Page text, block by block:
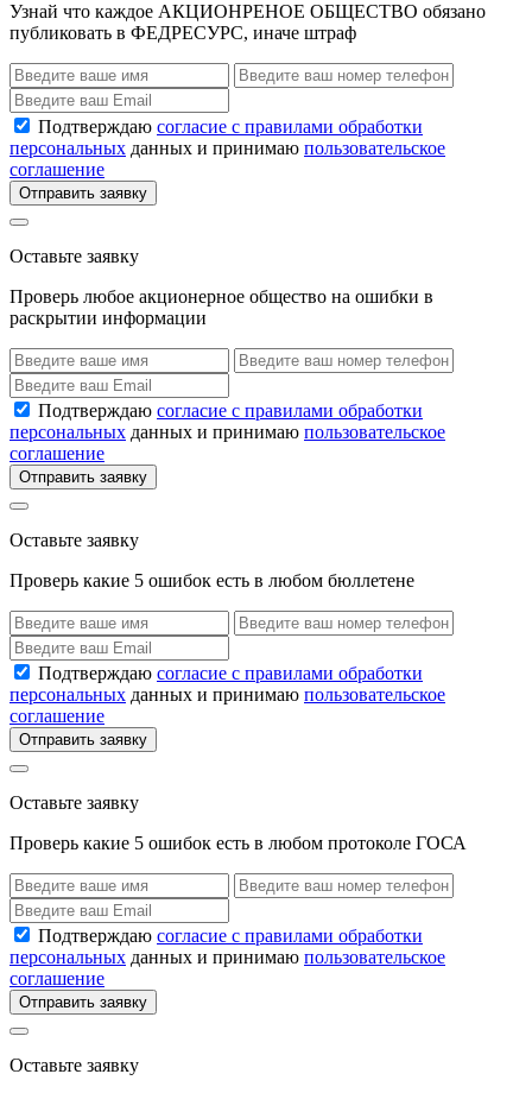
Узнай что каждое АКЦИОНРЕНОЕ ОБЩЕСТВО обязано
публиковать в ФЕДРЕСУРС, иначе штраф
Подтверждаю согласие с правилами обработки
персональных данных и принимаю пользовательское
соглашение
Отправить заявку
Оставьте заявку
Проверь любое акционерное общество на ошибки в
раскрытии информации
Подтверждаю согласие с правилами обработки
персональных данных и принимаю пользовательское
соглашение
Отправить заявку
Оставьте заявку
Проверь какие 5 ошибок есть в любом бюллетене
Подтверждаю согласие с правилами обработки
персональных данных и принимаю пользовательское
соглашение
Отправить заявку
Оставьте заявку
Проверь какие 5 ошибок есть в любом протоколе ГОСА
Подтверждаю согласие с правилами обработки
персональных данных и принимаю пользовательское
соглашение
Отправить заявку
Оставьте заявку